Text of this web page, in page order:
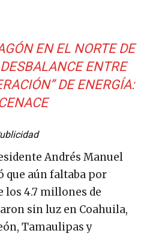
EN EL NORTE DE
ENTRE
DE ENERGÍA:
Andrés Manuel
que aún faltaba por
los 4.7 millones de
sin luz en Coahuila,
Tamaulipas y